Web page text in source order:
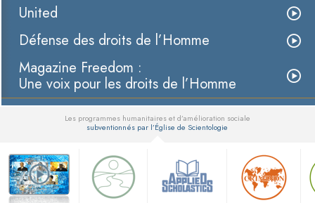
United
Défense des droits de l’Homme
Magazine Freedom :
Une voix pour les droits de l’Homme
Les programmes humanitaires et d’amélioration sociale
subventionnés par l’Église de Scientologie